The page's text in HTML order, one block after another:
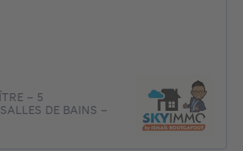
- 5
DE BAINS -